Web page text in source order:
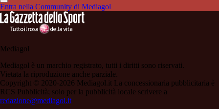
Entra nella Community di Mediagol
Mediagol
Mediagol è un marchio registrato, tutti i diritti sono riservati.
Vietata la riproduzione anche parziale.
Copyright © 2020-2026 Mediagol.it La concessionaria pubblicitaria è
RCS Pubblicità; solo per la pubblicità locale scrivere a
redazione@mediagol.it